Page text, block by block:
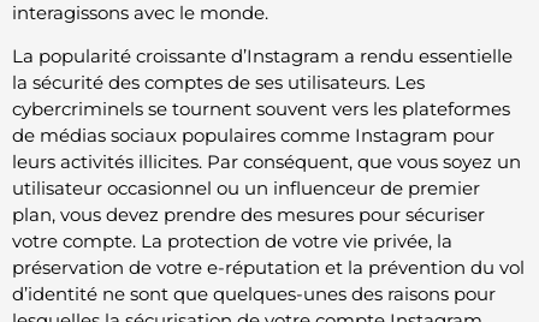
interagissons avec le monde.
La popularité croissante d’Instagram a rendu essentielle
la sécurité des comptes de ses utilisateurs. Les
cybercriminels se tournent souvent vers les plateformes
de médias sociaux populaires comme Instagram pour
leurs activités illicites. Par conséquent, que vous soyez un
utilisateur occasionnel ou un influenceur de premier
plan, vous devez prendre des mesures pour sécuriser
votre compte. La protection de votre vie privée, la
préservation de votre e-réputation et la prévention du vol
d’identité ne sont que quelques-unes des raisons pour